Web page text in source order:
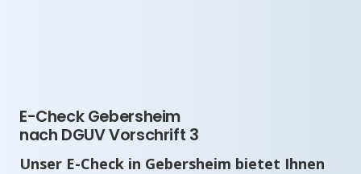
E-Check Gebersheim
nach DGUV Vorschrift 3
Unser E-Check in Gebersheim bietet Ihnen